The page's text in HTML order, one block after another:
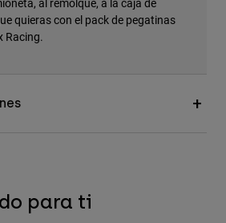
quieras con el pack de pegatinas
Racing.
para ti